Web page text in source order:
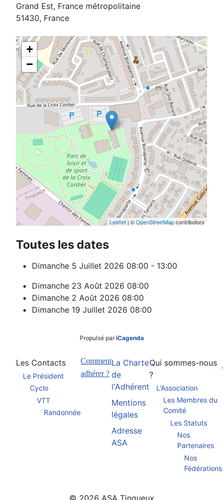
Grand Est, France métropolitaine
51430, France
+
−
Leaflet | ©OpenStreetMapcontributors
Toutes les dates
Dimanche 5 Juillet 2026 08:00 - 13:00
Dimanche 23 Août 2026 08:00
Dimanche 2 Août 2026 08:00
Dimanche 19 Juillet 2026 08:00
Propulsé pariCagenda
Les Contacts
Le Président
Cyclo
VTT
Randonnée
Comment
adhérer ?
La Charte
de
l'Adhérent
Mentions
légales
Adresse
ASA
Qui sommes-nous
?
L'Association
Les Membres du
Comité
Les Statuts
Nos
Partenaires
Nos
Fédérations
© 2026 ASA Tinqueux